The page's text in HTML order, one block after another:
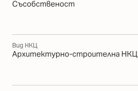
Съсобственост
Вид НКЦ
Архитектурно-строителна НКЦ